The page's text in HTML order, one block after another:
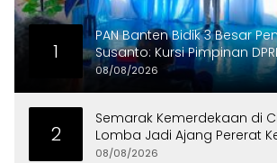
1
PAN Banten Bidik 3 Besar
Susanto: Kursi Pimpinan
08/08/2026
2
Semarak Kemerdekaan di
Lomba Jadi Ajang Pererat
Warga
08/08/2026